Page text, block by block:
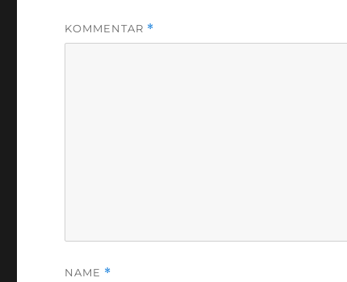
KOMMENTAR *
NAME *